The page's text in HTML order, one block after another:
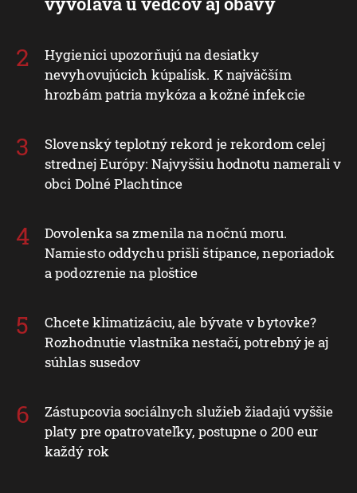
Hygienici upozorňujú na desiatky
nevyhovujúcich kúpalísk. K najväčším
hrozbám patria mykóza a kožné infekcie
Slovenský teplotný rekord je rekordom celej
strednej Európy: Najvyššiu hodnotu namerali v
obci Dolné Plachtince
Dovolenka sa zmenila na nočnú moru.
Namiesto oddychu prišli štípance, neporiadok
a podozrenie na ploštice
Chcete klimatizáciu, ale bývate v bytovke?
Rozhodnutie vlastníka nestačí, potrebný je aj
súhlas susedov
Zástupcovia sociálnych služieb žiadajú vyššie
platy pre opatrovateľky, postupne o 200 eur
každý rok